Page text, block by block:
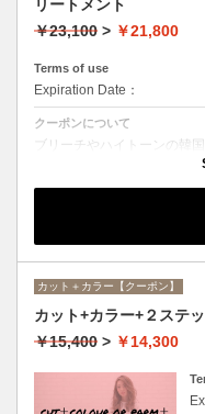
リートメント
￥23,100 > ￥21,800
Terms of use
Expiration Date：
クーポンについて
ブリーチやハイトーンの韓
女も夢中！全ての世代、髪
カット＋カラー【クーポン】
カット+カラー+２ステ
￥15,400 > ￥14,300